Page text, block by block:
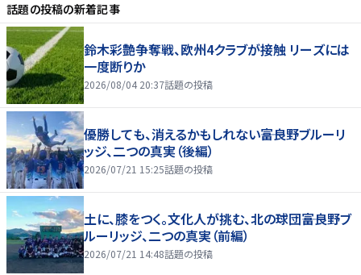
話題の投稿の新着記事
鈴木彩艶争奪戦、欧州4クラブが接触 リーズには
一度断りか
2026/08/04 20:37話題の投稿
優勝しても、消えるかもしれない――富良野ブルーリ
ッジ、二つの真実（後編）
2026/07/21 15:25話題の投稿
土に、膝をつく。文化人が挑む、北の球団――富良野ブ
ルーリッジ、二つの真実（前編）
2026/07/21 14:48話題の投稿